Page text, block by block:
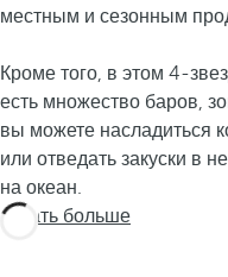
местным и сезонным
Кроме того, в этом 4-
есть множество баров,
вы можете насладиться
или отведать закуски в
на океан.
Узнать больше